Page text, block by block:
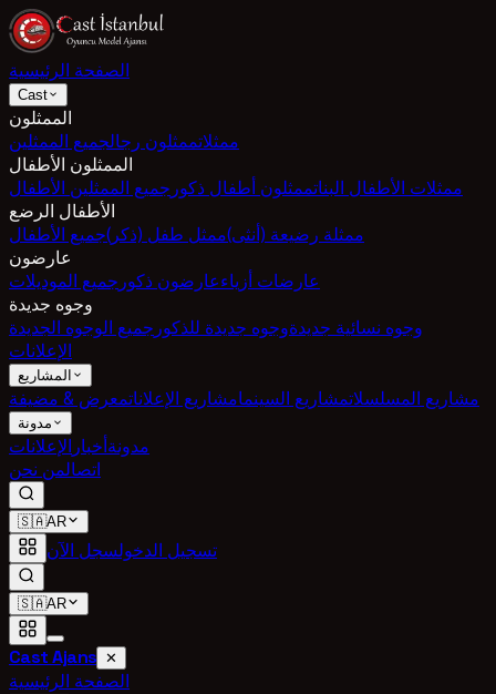
الصفحة الرئيسية
Cast
الممثلون
ممثلاتممثلون رجالجميع الممثلين
الممثلون الأطفال
ممثلات الأطفال البناتممثلون أطفال ذكور جميع الممثلين الأطفال
الأطفال الرضع
ممثلة رضيعة (أنثى)ممثل طفل (ذكر)جميع الأطفال
عارضون
عارضات أزياءعارضون ذكور جميع الموديلات
وجوه جديدة
وجوه نسائية جديدةوجوه جديدة للذكور جميع الوجوه الجديدة
الإعلانات
المشاريع
مشاريع المسلسلاتمشاريع السينمامشاريع الإعلاناتمعرض & مضيفة
مدونة
مدونةأخبار الإعلانات
اتصالمن نحن
🇸🇦AR
تسجيل الدخولسجل الآن
🇸🇦AR
Cast Ajans ✕
الصفحة الرئيسية